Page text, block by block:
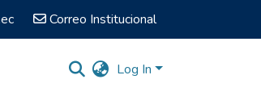
Correo Institucional
Log In